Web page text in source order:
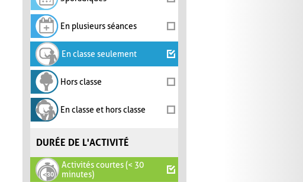
En plusieurs séances
En classe seulement
Hors classe
En classe et hors classe
DURÉE DE L'ACTIVITÉ
Activités courtes (< 30
minutes)